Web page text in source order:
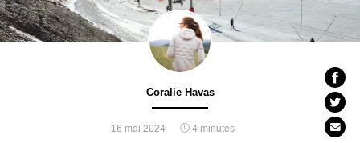
Coralie Havas
16 mai 2024 4 minutes